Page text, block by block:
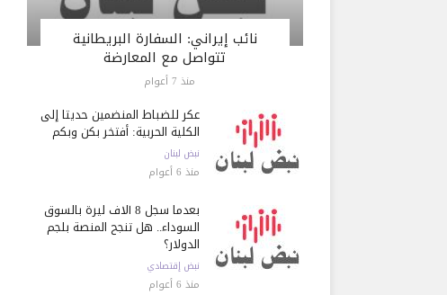
نائب إيراني: السفارة البريطانية
تتواصل مع المعارضة
منذ 7 أعوام
عكر للضباط المنضمين حديثاً إلى
الكلية الحربية: أفتخر بكن وبكم
نبض لبنان
منذ 6 أعوام
بعدما سجل 8 آلاف ليرة بالسوق
السوداء.. هل تنجح المنصة بلجم
الدولار؟
نبض إقتصادي
منذ 6 أعوام